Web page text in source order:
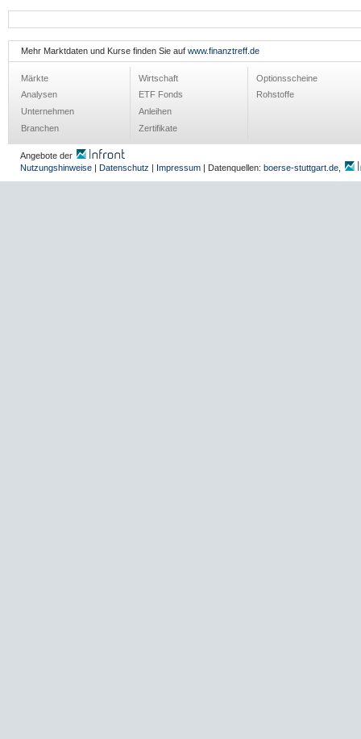
Mehr Marktdaten und Kurse finden Sie auf www.finanztreff.de
Märkte
Analysen
Unternehmen
Branchen
Wirtschaft
ETF Fonds
Anleihen
Zertifikate
Optionsscheine
Rohstoffe
Angebote der
Nutzungshinweise
Datenschutz Impressum | Datenquellen: boerse-stuttgart.de,